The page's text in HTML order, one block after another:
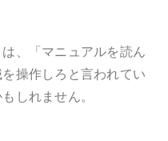
、「マニュアルを読ん
操作しろと言われてい
しれません。